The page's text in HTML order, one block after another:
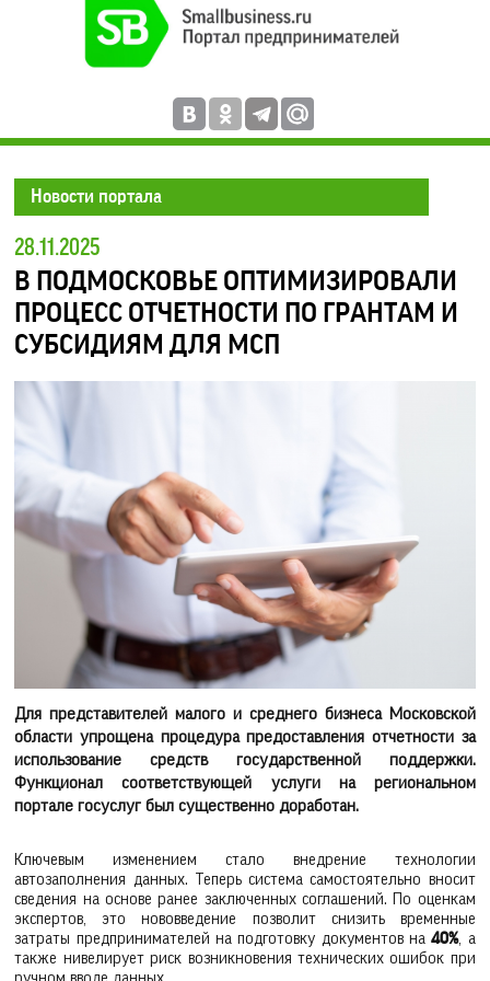
Новости портала
28.11.2025
В ПОДМОСКОВЬЕ ОПТИМИЗИРОВАЛИ
ПРОЦЕСС ОТЧЕТНОСТИ ПО ГРАНТАМ И
СУБСИДИЯМ ДЛЯ МСП
Для представителей малого и среднего бизнеса Московской
области упрощена процедура предоставления отчетности за
использование средств государственной поддержки.
Функционал соответствующей услуги на региональном
портале госуслуг был существенно доработан.
Ключевым изменением стало внедрение технологии
автозаполнения данных. Теперь система самостоятельно вносит
сведения на основе ранее заключенных соглашений. По оценкам
экспертов, это нововведение позволит снизить временные
затраты предпринимателей на подготовку документов на40%, а
также нивелирует риск возникновения технических ошибок при